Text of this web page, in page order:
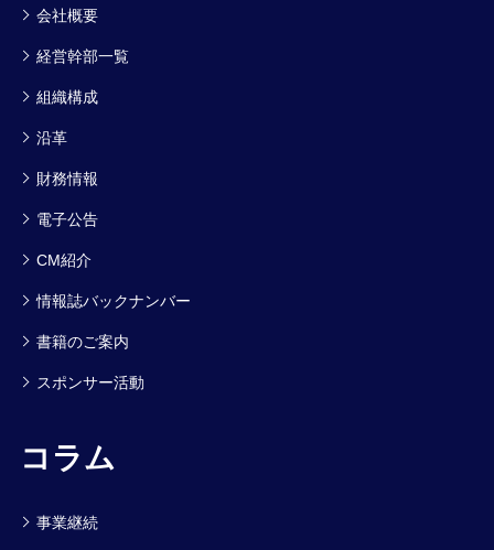
会社概要
経営幹部一覧
組織構成
沿革
財務情報
電子公告
CM紹介
情報誌バックナンバー
書籍のご案内
スポンサー活動
コラム
事業継続